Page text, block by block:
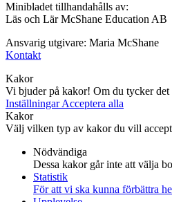
Minibladet tillhandahålls av:
Läs och Lär McShane Education AB
Ansvarig utgivare: Maria McShane
Kontakt
Kakor
Vi bjuder på kakor! Om du tycker
InställningarAcceptera alla
Kakor
Välj vilken typ av kakor du vill
Nödvändiga
Dessa kakor går inte att välja
Statistik
För att vi ska kunna förbättra